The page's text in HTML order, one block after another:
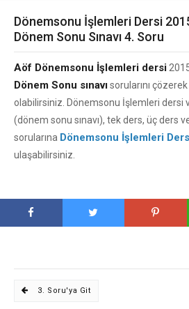
Dönemsonu İşlemleri Dersi
Dönem Sonu Sınavı 4. Soru
Aöf Dönemsonu İşlemleri dersi
Dönem Sonu sınavısorularını çözerek
olabilirsiniz. Dönemsonu İşlemleri dersi
(dönem sonu sınavı), tek ders, üç ders
sorularına Dönemsonu İşlemleri
ulaşabilirsiniz.
3. Soru'ya Git